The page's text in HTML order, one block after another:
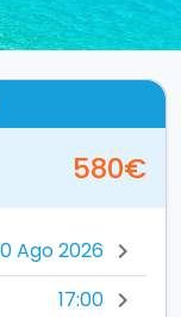
580€
chevron_right
17:00 chevron_right